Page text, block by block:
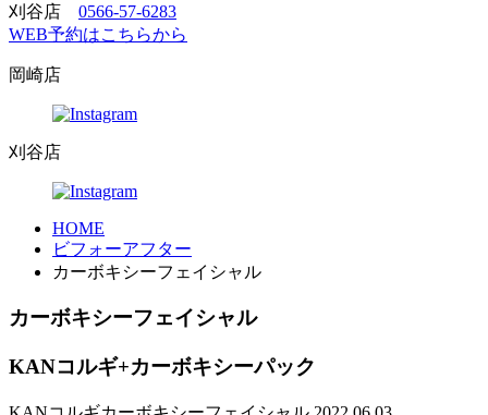
刈谷店
0566-57-6283
WEB予約はこちらから
岡崎店
刈谷店
HOME
ビフォーアフター
カーボキシーフェイシャル
カーボキシーフェイシャル
KANコルギ+カーボキシーパック